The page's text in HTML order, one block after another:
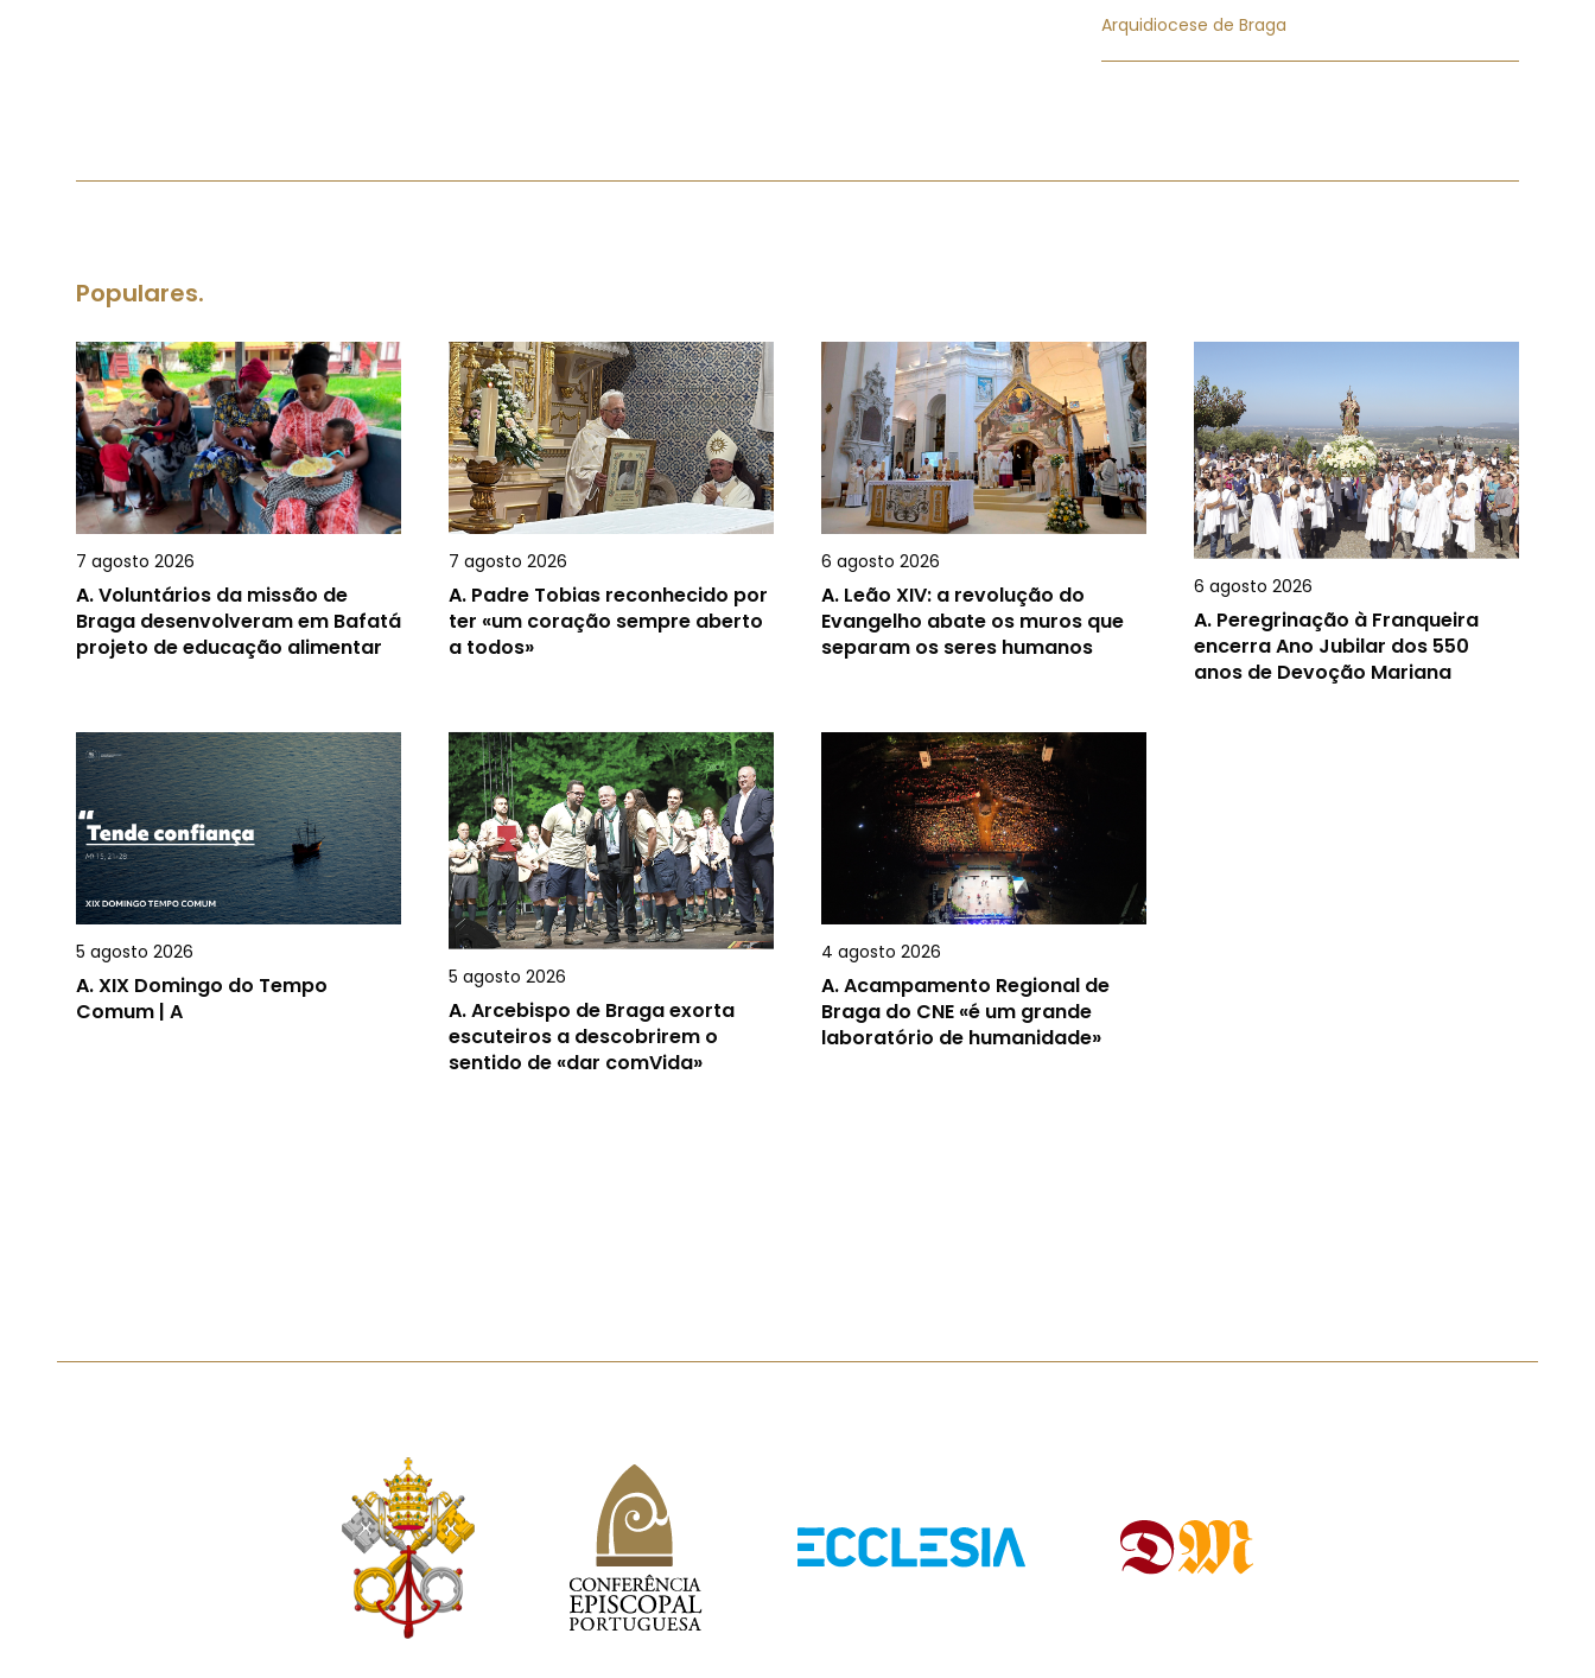
Arquidiocese de Braga
Populares.
7 agosto 2026
A.Voluntários da missão de
Braga desenvolveram em Bafatá
projeto de educação alimentar
7 agosto 2026
A. Padre Tobias reconhecido por
ter «um coração sempre aberto
a todos»
6 agosto 2026
A. Leão XIV: a revolução do
Evangelho abate os muros que
separam os seres humanos
6 agosto 2026
A. Peregrinação à Franqueira
encerra Ano Jubilar dos 550
anos de Devoção Mariana
5 agosto 2026
A.XIX Domingo do Tempo
Comum | A
5 agosto 2026
A.Arcebispo de Braga exorta
escuteiros a descobrirem o
sentido de «dar comVida»
4 agosto 2026
A.Acampamento Regional de
Braga do CNE «é um grande
laboratório de humanidade»